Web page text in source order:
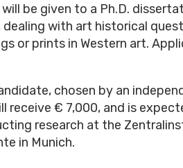
be given to a Ph.D.
with art historical
or prints in Western art.
chosen by an
receive € 7,000, and is
research at the
in Munich.